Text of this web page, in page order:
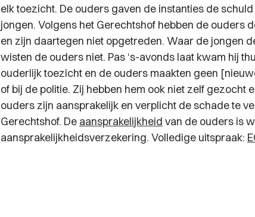
elk toezicht. De ouders gaven de instanties de
jongen. Volgens het Gerechtshof hebben de ouders
en zijn daartegen niet opgetreden. Waar de jongen
wisten de ouders niet. Pas ‘s-avonds laat kwam hij
ouderlijk toezicht en de ouders maakten geen
of bij de politie. Zij hebben hem ook niet zelf gezocht
ouders zijn aansprakelijk en verplicht de schade te
Gerechtshof. De aansprakelijkheid van de ouders is
aansprakelijkheidsverzekering. Volledige uitspraak: